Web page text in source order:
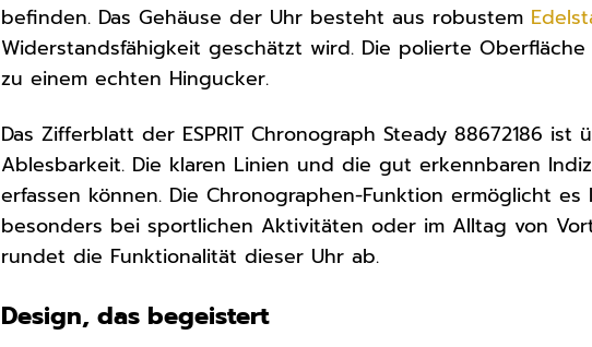
befinden. Das Gehäuse der Uhr besteht aus robustem
Widerstandsfähigkeit geschätzt wird. Die polierte
zu einem echten Hingucker.
Das Zifferblatt der ESPRIT Chronograph Steady 88672186
Ablesbarkeit. Die klaren Linien und die gut erkennbaren
erfassen können. Die Chronographen-Funktion ermöglicht
besonders bei sportlichen Aktivitäten oder im Alltag von
rundet die Funktionalität dieser Uhr ab.
Design, das begeistert